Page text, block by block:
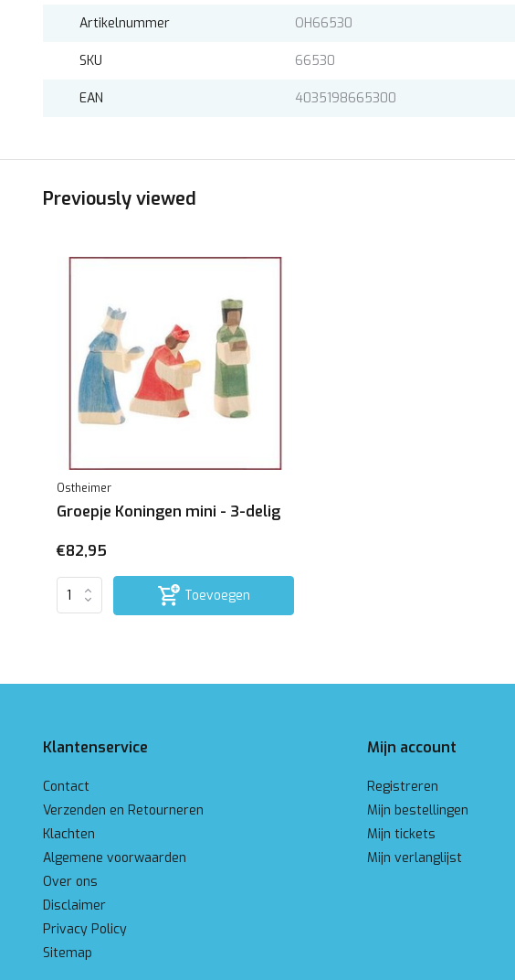
Artikelnummer OH66530
SKU 66530
EAN 4035198665300
Previously viewed
Ostheimer
Groepje Koningen mini - 3-delig
€82,95
Toevoegen
Klantenservice
Contact
Verzenden en Retourneren
Klachten
Algemene voorwaarden
Over ons
Disclaimer
Privacy Policy
Sitemap
Mijn account
Registreren
Mijn bestellingen
Mijn tickets
Mijn verlanglijst